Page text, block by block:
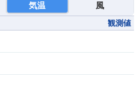
気温 風
観測値